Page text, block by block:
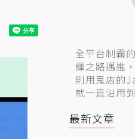
全平台制霸
譯之路邁進
則用鬼店的
就一直沿用
最新文章